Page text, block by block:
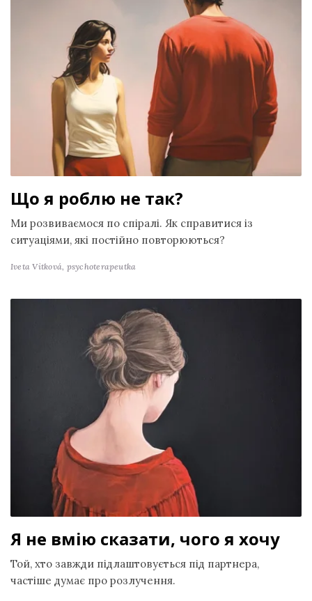
Що я роблю не так?
Ми розвиваємося по спіралі. Як справитися із
ситуаціями, які постійно повторюються?
Iveta Vitková, psychoterapeutka
Я не вмію сказати, чого я хочу
Той, хто завжди підлаштовується під партнера,
частіше думає про розлучення.